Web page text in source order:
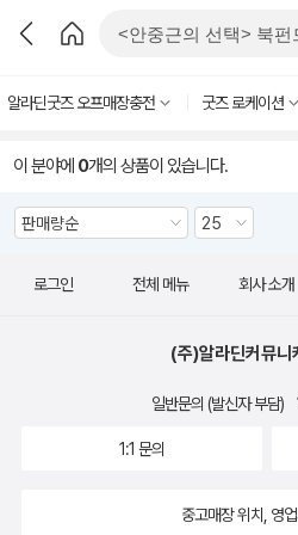
알라딘굿즈 오프매장충전 굿즈 로케이션
이 분야에 0개의 상품이 있습니다.
로그인 전체 메뉴 회사 소개
(주)알라딘커뮤니
일반문의 (발신자 부담)
1:1 문의
중고매장 위치, 영